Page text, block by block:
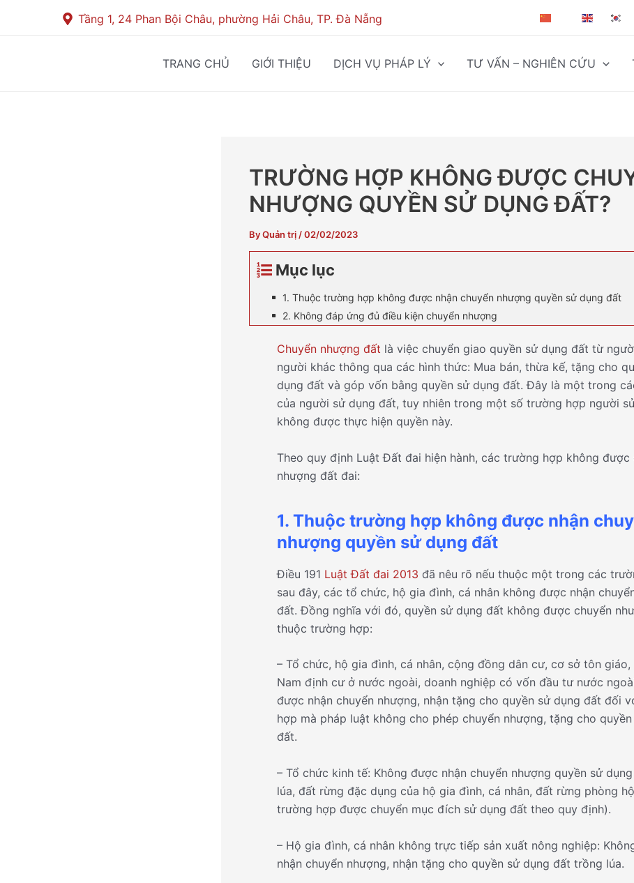
Tầng 1, 24 Phan Bội Châu, phường Hải Châu, TP. Đà Nẵng
TRANG CHỦ GIỚI THIỆU DỊCH VỤ PHÁP LÝ TƯ VẤN – NGHIÊN CỨU
TRƯỜNG HỢP KHÔNG ĐƯỢC
NHƯỢNG QUYỀN SỬ DỤNG ĐẤT?
ByQuản trị /02/02/2023
Mục lục
1. Thuộc trường hợp không được nhận chuyển nhượng quyền sử dụng đất
2. Không đáp ứng đủ điều kiện chuyển nhượng
Chuyển nhượng đất là việc chuyển giao quyền sử dụng đất từ
người khác thông qua các hình thức: Mua bán, thừa kế, tặng cho
dụng đất và góp vốn bằng quyền sử dụng đất. Đây là một trong
của người sử dụng đất, tuy nhiên trong một số trường hợp người
không được thực hiện quyền này.
Theo quy định Luật Đất đai hiện hành, các trường hợp không được
nhượng đất đai:
1. Thuộc trường hợp không được nhận
nhượng quyền sử dụng đất
Điều 191 Luật Đất đai 2013 đã nêu rõ nếu thuộc một trong các
sau đây, các tổ chức, hộ gia đình, cá nhân không được nhận
đất. Đồng nghĩa với đó, quyền sử dụng đất không được chuyển
thuộc trường hợp:
– Tổ chức, hộ gia đình, cá nhân, cộng đồng dân cư, cơ sở tôn
Nam định cư ở nước ngoài, doanh nghiệp có vốn đầu tư nước
được nhận chuyển nhượng, nhận tặng cho quyền sử dụng đất đối
hợp mà pháp luật không cho phép chuyển nhượng, tặng cho
đất.
– Tổ chức kinh tế: Không được nhận chuyển nhượng quyền sử
lúa, đất rừng đặc dụng của hộ gia đình, cá nhân, đất rừng phòng
trường hợp được chuyển mục đích sử dụng đất theo quy định).
– Hộ gia đình, cá nhân không trực tiếp sản xuất nông nghiệp:
nhận chuyển nhượng, nhận tặng cho quyền sử dụng đất trồng lúa.
navigation